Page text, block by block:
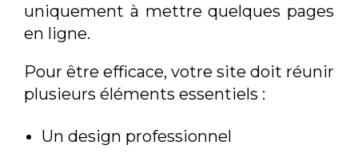
uniquement à mettre quelques pages
en ligne.
Pour être efficace, votre site doit réunir
plusieurs éléments essentiels :
Un design professionnel